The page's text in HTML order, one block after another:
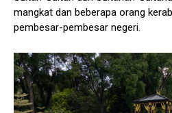
mangkat dan beberapa orang
pembesar-pembesar negeri.